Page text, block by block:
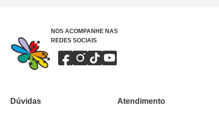
NOS ACOMPANHE NAS
REDES SOCIAIS
Dúvidas Atendimento